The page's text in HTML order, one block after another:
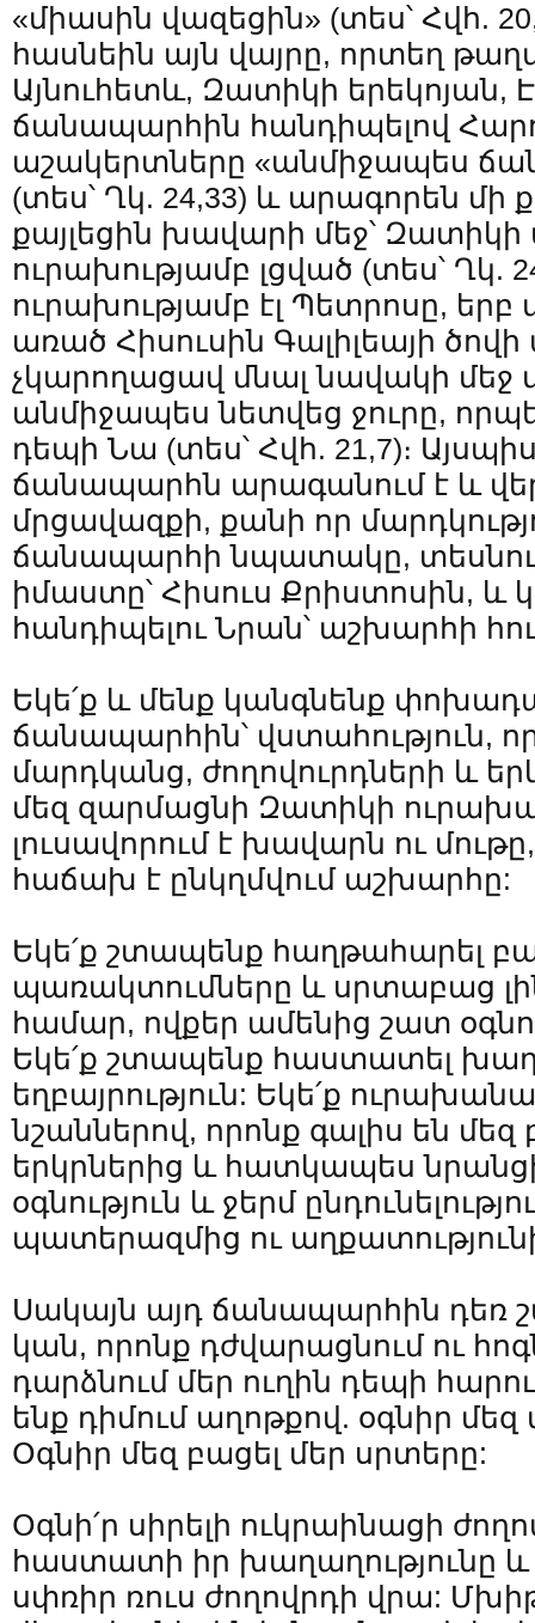
«միասին վազեցին» (տես՝ Հվհ.
հասնեին այն վայրը, որտեղ
Այնուհետև, Զատիկի երեկոյան,
ճանապարհին հանդիպելով
աշակերտները «անմիջապես
(տես՝ Ղկ. 24,33) և արագորեն մի
քայլեցին խավարի մեջ՝ Զատիկի
ուրախությամբ լցված (տես՝ Ղկ.
ուրախությամբ էլ Պետրոսը, երբ
առած Հիսուսին Գալիլեայի
չկարողացավ մնալ նավակի մեջ
անմիջապես նետվեց ջուրը,
դեպի Նա (տես՝ Հվհ. 21,7)։
ճանապարհն արագանում է և
մրցավազքի, քանի որ
ճանապարհի նպատակը,
իմաստը՝ Հիսուս Քրիստոսին, և
հանդիպելու Նրան՝ աշխարհի
Եկե՛ք և մենք կանգնենք
ճանապարհին՝ վստահություն,
մարդկանց, ժողովուրդների և
մեզ զարմացնի Զատիկի ուրախալի
լուսավորում է խավարն ու
հաճախ է ընկղմվում աշխարհը:
Եկե՛ք շտապենք հաղթահարել
պառակտումները և սրտաբաց
համար, ովքեր ամենից շատ
Եկե՛ք շտապենք հաստատել
եղբայրություն: Եկե՛ք
նշաններով, որոնք գալիս են
երկրներից և հատկապես
օգնություն և ջերմ
պատերազմից ու
Սակայն այդ ճանապարհին դեռ
կան, որոնք դժվարացնում ու
դարձնում մեր ուղին դեպի
ենք դիմում աղոթքով. օգնիր
Օգնիր մեզ բացել մեր սրտերը:
Օգնի՛ր սիրելի ուկրաինացի
հաստատի իր խաղաղությունը և
սփռիր ռուս ժողովրդի վրա: